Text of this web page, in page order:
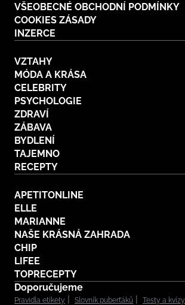
VŠEOBECNÉ OBCHODNÍ PODMÍNKY
COOKIES ZÁSADY
INZERCE
VZTAHY
MÓDA A KRÁSA
CELEBRITY
PSYCHOLOGIE
ZDRAVÍ
ZÁBAVA
BYDLENÍ
TAJEMNO
RECEPTY
APETITONLINE
ELLE
MARIANNE
NAŠE KRÁSNÁ ZAHRADA
CHIP
LIFEE
TOPRECEPTY
Doporučujeme
Pravidla etikety Slovník puberťáků Testy a kvízy